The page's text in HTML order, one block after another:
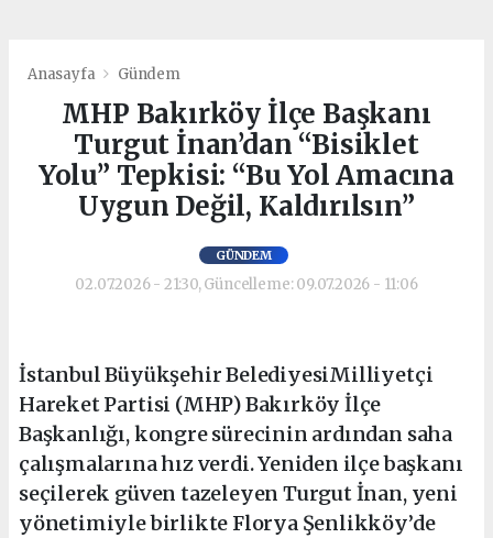
Anasayfa Gündem
MHP Bakırköy İlçe Başkanı
Turgut İnan’dan “Bisiklet
Yolu” Tepkisi: “Bu Yol Amacına
Uygun Değil, Kaldırılsın”
GÜNDEM
02.07.2026 - 21:30, Güncelleme: 09.07.2026 - 11:06
İstanbul Büyükşehir BelediyesiMilliyetçi
Hareket Partisi (MHP) Bakırköy İlçe
Başkanlığı, kongre sürecinin ardından saha
çalışmalarına hız verdi. Yeniden ilçe başkanı
seçilerek güven tazeleyen Turgut İnan, yeni
yönetimiyle birlikte Florya Şenlikköy’de